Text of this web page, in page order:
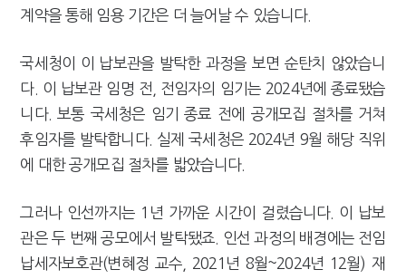
계약을 통해 임용 기간은 더 늘어날 수 있습니다.
국세청이 이 납보관을 발탁한 과정을 보면 순탄치 않았습니
다. 이 납보관 임명 전, 전임자의 임기는 2024년에 종료됐습
니다. 보통 국세청은 임기 종료 전에 공개모집 절차를 거쳐
후임자를 발탁합니다. 실제 국세청은 2024년 9월 해당 직위
에 대한 공개모집 절차를 밟았습니다.
그러나 인선까지는 1년 가까운 시간이 걸렸습니다. 이 납보
관은 두 번째 공모에서 발탁됐죠. 인선 과정의 배경에는 전임
납세자보호관(변혜정 교수, 2021년 8월~2024년 12월) 재